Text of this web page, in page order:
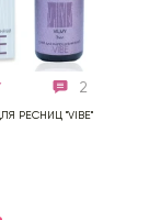
2
РЕСНИЦ "VIBE"